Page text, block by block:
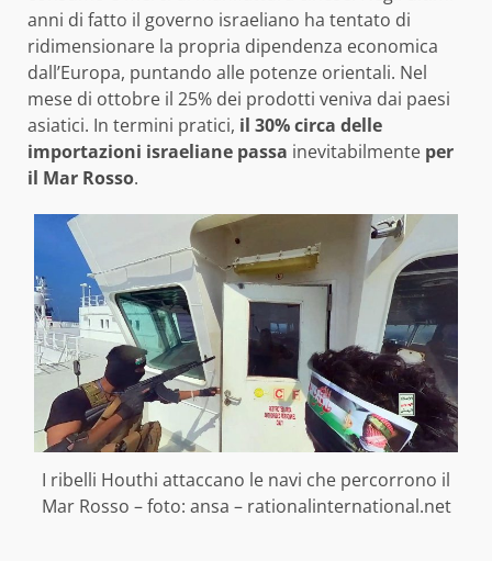
anni di fatto il governo israeliano ha tentato di
ridimensionare la propria dipendenza economica
dall’Europa, puntando alle potenze orientali. Nel
mese di ottobre il 25% dei prodotti veniva dai paesi
asiatici. In termini pratici, il 30% circa delle
importazioni israeliane passa inevitabilmente per
il Mar Rosso.
I ribelli Houthi attaccano le navi che percorrono il
Mar Rosso – foto: ansa – rationalinternational.net